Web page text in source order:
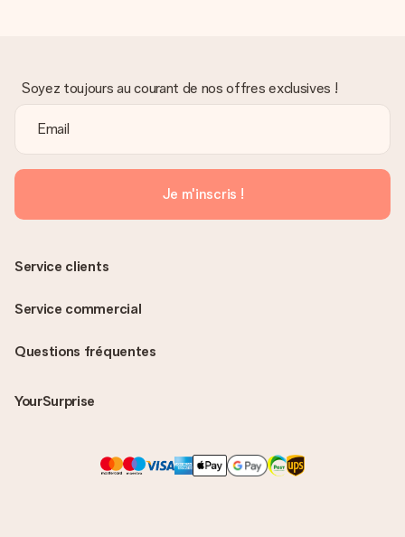
Soyez toujours au courant de nos offres exclusives !
Je m'inscris !
Questions fréquentes
YourSurprise
Service clients
Service commercial